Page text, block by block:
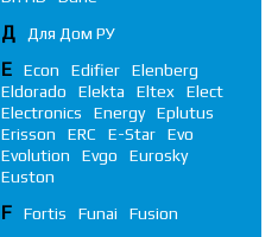
Д Для Дом РУ
E Econ Edifier
Elenberg
Eldorado
Elekta Eltex
Elect
Electronics
Energy
Eplutus
Erisson
ERC E-Star
Evo
Evolution
Evgo
Eurosky
Euston
F Fortis Funai Fusion